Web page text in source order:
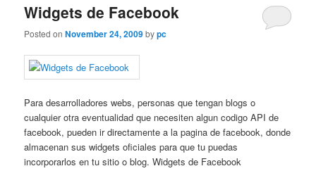
Widgets de Facebook
Posted onNovember 24, 2009bypc
Para desarrolladores webs, personas que tengan blogs o
cualquier otra eventualidad que necesiten algun codigo API de
facebook, pueden ir directamente a la pagina de facebook, donde
almacenan sus widgets oficiales para que tu puedas
incorporarlos en tu sitio o blog. Widgets de Facebook